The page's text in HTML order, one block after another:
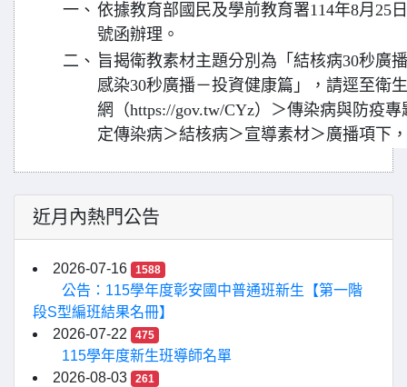
一、 依據教育部國民及學前教育署114年8月25
號函辦理。
二、 旨揭衛教素材主題分別為「結核病30秒廣
感染30秒廣播－投資健康篇」，請逕至衛
網（https://gov.tw/CYz）＞傳染病與防疫
定傳染病＞結核病＞宣導素材＞廣播項下
近月內熱門公告
2026-07-16 1588
公告：115學年度彰安國中普通班新生【第一階
段S型編班結果名冊】
2026-07-22
475
115學年度新生班導師名單
2026-08-03
261